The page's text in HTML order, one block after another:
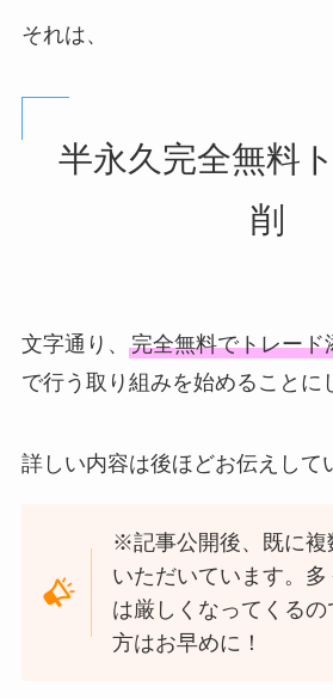
それは、
半永久完全無料
削
文字通り、 完全無料でトレード
で行う取り組みを始めることに
詳しい内容は後ほどお伝えして
※記事公開後、既に複
いただいています。
は厳しくなってくる
方はお早めに！